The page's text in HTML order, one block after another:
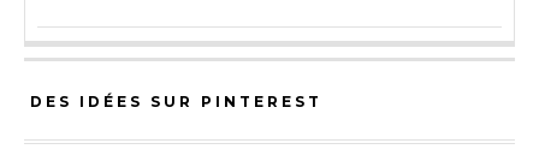
DES IDÉES SUR PINTEREST